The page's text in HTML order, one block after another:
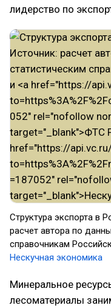
лидерство по
Структура экспорта в
расчет автора по
справочникам
Нескучная экономика
Минеральное
лесоматериалы